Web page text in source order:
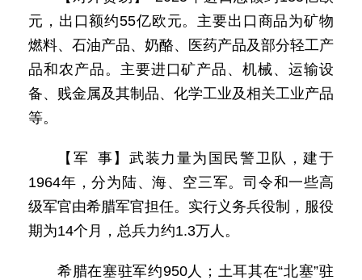
元，出口额约55亿欧元。主要出口商品为矿物
燃料、石油产品、奶酪、医药产品及部分轻工产
品和农产品。主要进口矿产品、机械、运输设
备、贱金属及其制品、化学工业及相关工业产品
等。
【军 事】武装力量为国民警卫队，建于
1964年，分为陆、海、空三军。司令和一些高
级军官由希腊军官担任。实行义务兵役制，服役
期为14个月，总兵力约1.3万人。
希腊在塞驻军约950人；土耳其在“北塞”驻